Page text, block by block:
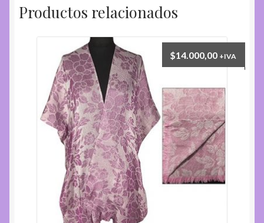
Productos relacionados
$14.000,00 +IVA